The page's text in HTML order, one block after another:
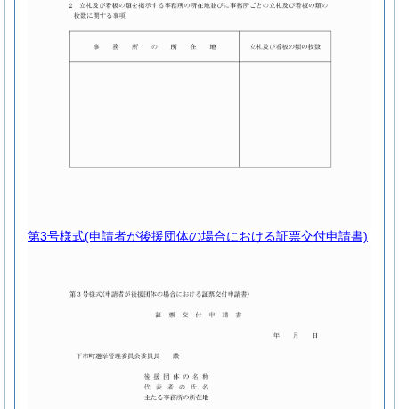
第3号様式(申請者が後援団体の場合における証票交付申請書)